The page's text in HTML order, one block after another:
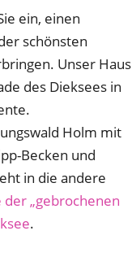
ein, einen
schönsten
Unser Haus
des Dieksees in
Holm mit
Becken und
in die andere
der „gebrochenen
.